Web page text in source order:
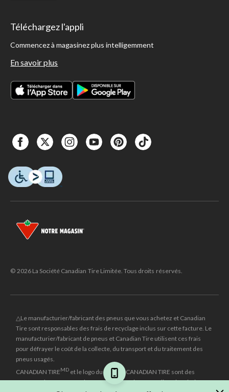
Téléchargez l'appli
Commencez à magasinez plus intelligemment
En savoir plus
© 2026 La Société Canadian Tire Limitée. Tous droits réservés.
△Le manufacturier/fabricant des pneus que vous achetez et Canadian
Tire sont responsables des frais de recyclage inclus sur cette facture. Le
manufacturier/fabricant de pneus et Canadian Tire utilisent ces frais
pour défrayer le coût de la collecte, du transport et du traitement des
pneus usagés.
CANADIAN TIREMD et le logo du triangle CANADIAN TIRE sont des
marques de commerce déposées de la Société Canadian Tire Limitée.